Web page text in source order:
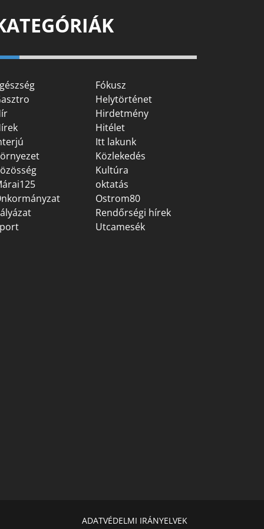
Fókusz
Helytörténet
Hirdetmény
Hitélet
Itt lakunk
Közlekedés
Kultúra
oktatás
Ostrom80
Rendőrségi hírek
Utcamesék
ADATVÉDELMI IRÁNYELVEK